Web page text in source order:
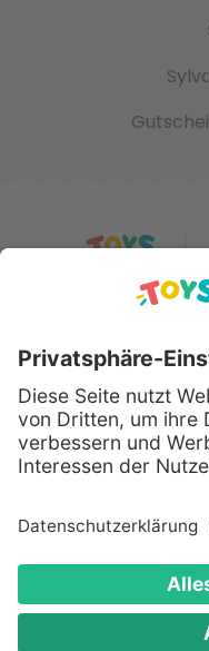
Alle genannten
Copyright © 2008 -